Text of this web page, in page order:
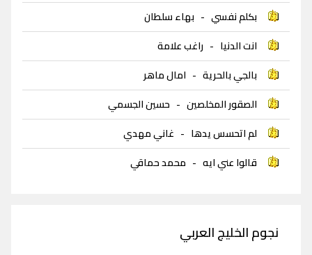
بكلم نفسي - بهاء سلطان
انت الدنيا - راغب علامة
بالجي بالحرية - امال ماهر
الصقور المخلصين - حسين الجسمي
لم اتحسس يدها - غاني مهدي
قالوا عني ايه - محمد حماقي
نجوم الخليج العربي